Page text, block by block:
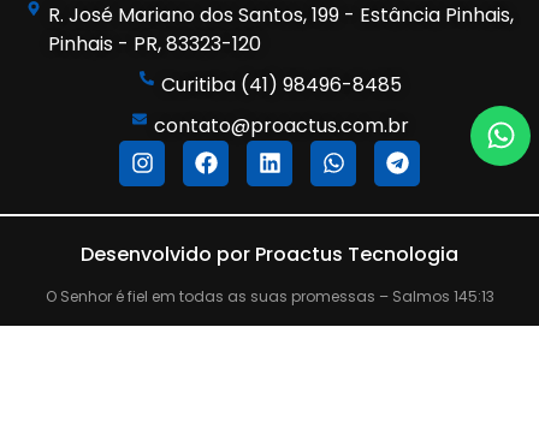
R. José Mariano dos Santos, 199 - Estância Pinhais,
Pinhais - PR, 83323-120
Curitiba (41) 98496-8485
contato@proactus.com.br
Desenvolvido por Proactus Tecnologia
O Senhor é fiel em todas as suas promessas – Salmos 145:13